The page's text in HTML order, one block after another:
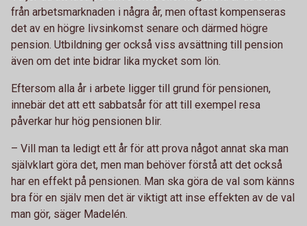
från arbetsmarknaden i några år, men oftast kompenseras
det av en högre livsinkomst senare och därmed högre
pension. Utbildning ger också viss avsättning till pension
även om det inte bidrar lika mycket som lön.
Eftersom alla år i arbete ligger till grund för pensionen,
innebär det att ett sabbatsår för att till exempel resa
påverkar hur hög pensionen blir.
– Vill man ta ledigt ett år för att prova något annat ska man
självklart göra det, men man behöver förstå att det också
har en effekt på pensionen. Man ska göra de val som känns
bra för en själv men det är viktigt att inse effekten av de val
man gör, säger Madelén.